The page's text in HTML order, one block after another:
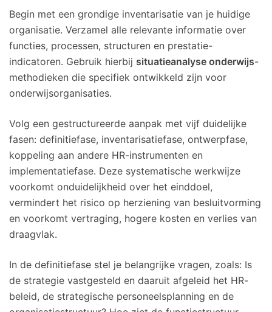
Begin met een grondige inventarisatie van je huidige
organisatie. Verzamel alle relevante informatie over
functies, processen, structuren en prestatie-
indicatoren. Gebruik hierbij situatieanalyse onderwijs-
methodieken die specifiek ontwikkeld zijn voor
onderwijsorganisaties.
Volg een gestructureerde aanpak met vijf duidelijke
fasen: definitiefase, inventarisatiefase, ontwerpfase,
koppeling aan andere HR-instrumenten en
implementatiefase. Deze systematische werkwijze
voorkomt onduidelijkheid over het einddoel,
vermindert het risico op herziening van besluitvorming
en voorkomt vertraging, hogere kosten en verlies van
draagvlak.
In de definitiefase stel je belangrijke vragen, zoals: Is
de strategie vastgesteld en daaruit afgeleid het HR-
beleid, de strategische personeelsplanning en de